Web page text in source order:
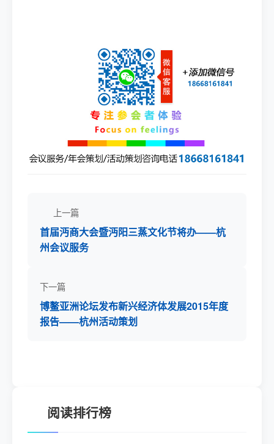
上一篇
首届沔商大会暨沔阳三蒸文化节将办——杭
州会议服务
下一篇
博鳌亚洲论坛发布新兴经济体发展2015年度
报告——杭州活动策划
阅读排行榜